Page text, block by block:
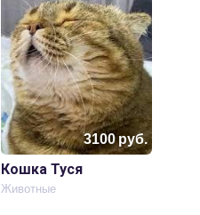
3100руб.
Кошка Туся
Животные